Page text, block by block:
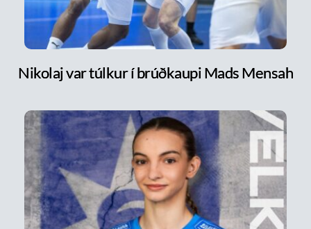
Nikolaj var túlkur í brúðkaupi Mads Mensah